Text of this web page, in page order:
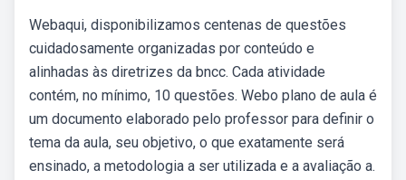
Webaqui, disponibilizamos centenas de questões
cuidadosamente organizadas por conteúdo e
alinhadas às diretrizes da bncc. Cada atividade
contém, no mínimo, 10 questões. Webo plano de aula é
um documento elaborado pelo professor para definir o
tema da aula, seu objetivo, o que exatamente será
ensinado, a metodologia a ser utilizada e a avaliação a.